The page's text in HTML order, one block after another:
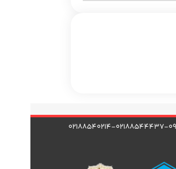
۰۲۱۸۸۵۴۴۴۳۷-۰۹۱۲۳۰۷۷۷۹۶